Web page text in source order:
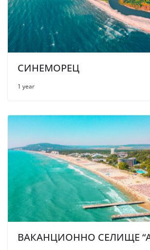
СИНЕМОРЕЦ
1 year
ВАКАНЦИОННО СЕЛИЩЕ